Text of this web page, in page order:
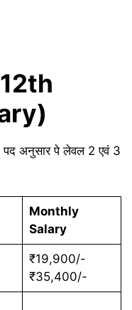
पद अनुसार पे लेवल 2 एवं 3
Monthly
Salary
₹19,900/-
₹35,400/-